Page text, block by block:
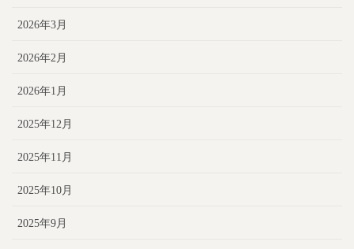
2026年3月
2026年2月
2026年1月
2025年12月
2025年11月
2025年10月
2025年9月